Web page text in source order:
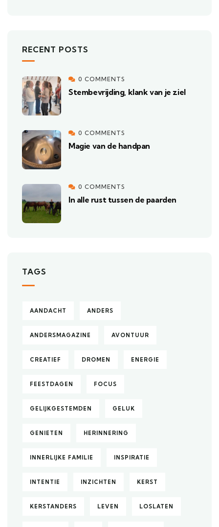
RECENT POSTS
0 COMMENTS
Stembevrijding, klank van je ziel
0 COMMENTS
Magie van de handpan
0 COMMENTS
In alle rust tussen de paarden
TAGS
AANDACHT ANDERS
ANDERSMAGAZINE AVONTUUR
CREATIEF DROMEN ENERGIE
FEESTDAGEN FOCUS
GELIJKGESTEMDEN GELUK
GENIETEN HERINNERING
INNERLIJKE FAMILIE INSPIRATIE
INTENTIE INZICHTEN KERST
KERSTANDERS LEVEN LOSLATEN